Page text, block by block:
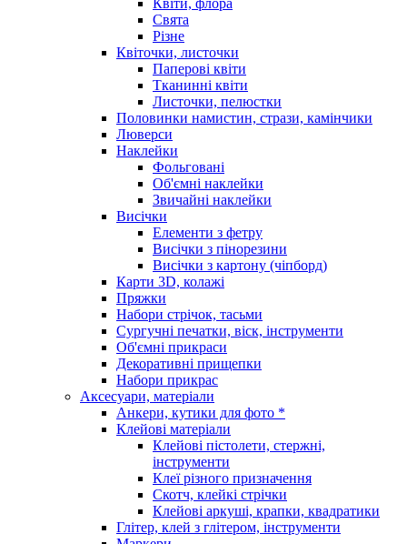
Свята
Різне
Квіточки, листочки
Паперові квіти
Тканинні квіти
Листочки, пелюстки
Половинки намистин, стрази, камінчики
Люверси
Наклейки
Фольговані
Об'ємні наклейки
Звичайні наклейки
Висічки
Елементи з фетру
Висічки з пінорезини
Висічки з картону (чіпборд)
Карти 3D, колажі
Пряжки
Набори стрічок, тасьми
Сургучні печатки, віск, інструменти
Об'ємні прикраси
Декоративні прищепки
Набори прикрас
Аксесуари, матеріали
Анкери, кутики для фото *
Клейові матеріали
Клейові пістолети, стержні,
інструменти
Клеї різного призначення
Скотч, клейкі стрічки
Клейові аркуші, крапки, квадратики
Глітер, клей з глітером, інструменти